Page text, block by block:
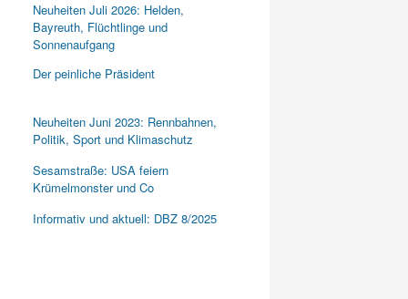
Neuheiten Juli 2026: Helden,
Bayreuth, Flüchtlinge und
Sonnenaufgang
Der peinliche Präsident
Neuheiten Juni 2023: Rennbahnen,
Politik, Sport und Klimaschutz
Sesamstraße: USA feiern
Krümelmonster und Co
Informativ und aktuell: DBZ 8/2025